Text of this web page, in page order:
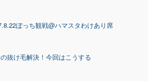
ぼっち観戦@ハマスタわけあり席
抜け毛解決！今回はこうする